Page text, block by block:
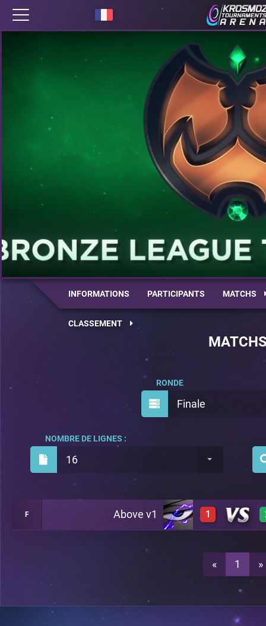
INFORMATIONS PARTICIPANTS MATCHS
CLASSEMENT
Finale
RONDE
16
NOMBRE DE LIGNES :
F Above v1 1
A18
A18
« 1 »